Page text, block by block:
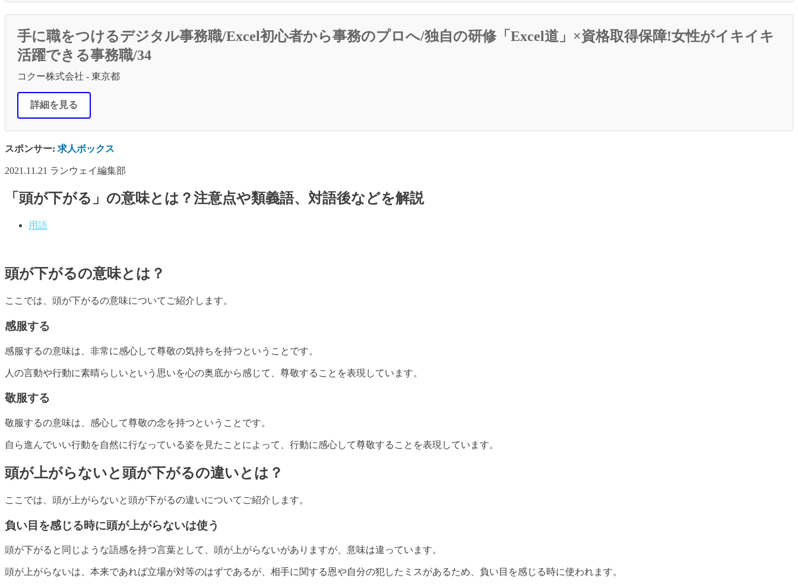
手に職をつけるデジタル事務職/Excel初心者から事務のプロへ/独自の研修「Excel道」×資格取得保障!女性がイキイキ
活躍できる事務職/34
コクー株式会社 - 東京都
詳細を見る
スポンサー: 求人ボックス
2021.11.21 ランウェイ編集部
「頭が下がる」の意味とは？注意点や類義語、対語後などを解説
用語
頭が下がるの意味とは？
ここでは、頭が下がるの意味についてご紹介します。
感服する
感服するの意味は、非常に感心して尊敬の気持ちを持つということです。
人の言動や行動に素晴らしいという思いを心の奥底から感じて、尊敬することを表現しています。
敬服する
敬服するの意味は、感心して尊敬の念を持つということです。
自ら進んでいい行動を自然に行なっている姿を見たことによって、行動に感心して尊敬することを表現しています。
頭が上がらないと頭が下がるの違いとは？
ここでは、頭が上がらないと頭が下がるの違いについてご紹介します。
負い目を感じる時に頭が上がらないは使う
頭が下がると同じような語感を持つ言葉として、頭が上がらないがありますが、意味は違っています。
頭が上がらないは、本来であれば立場が対等のはずであるが、相手に関する恩や自分の犯したミスがあるため、負い目を感じる時に使われます。